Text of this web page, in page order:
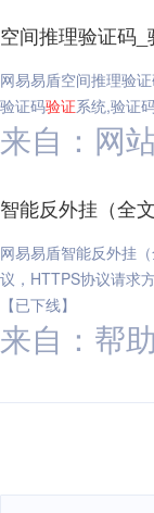
空间推理验证码_
网易易盾空间推理验
验证码验证系统,验证
来自：网
智能反外挂（全
网易易盾智能反外挂
议，HTTPS协议请求
【已下线】
来自：帮